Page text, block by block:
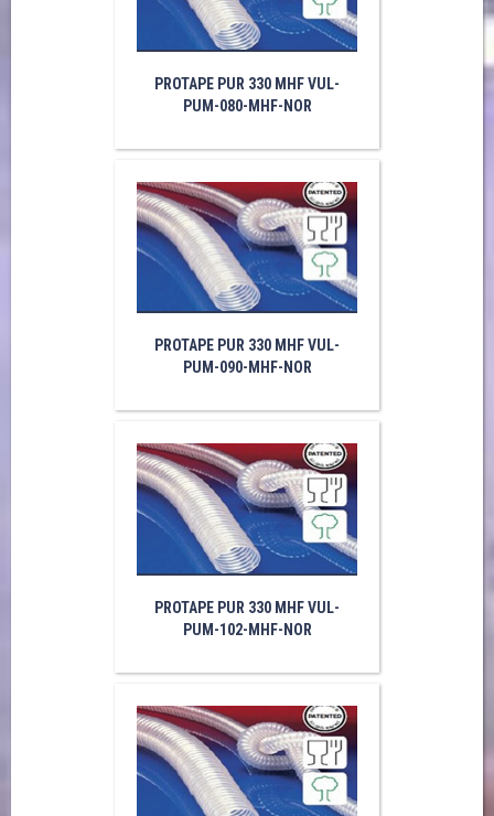
PROTAPE PUR 330 MHF VUL-
PUM-080-MHF-NOR
PROTAPE PUR 330 MHF VUL-
PUM-090-MHF-NOR
PROTAPE PUR 330 MHF VUL-
PUM-102-MHF-NOR